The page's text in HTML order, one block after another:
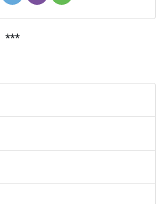
***